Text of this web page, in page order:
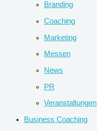
Branding
Coaching
Marketing
Messen
News
PR
Veranstaltungen
Business Coaching